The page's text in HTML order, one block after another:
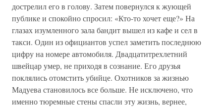
дострелил его в голову. Затем повернулся к жующей
публике и спокойно спросил: «Кто-то хочет еще?» На
глазах изумленного зала бандит вышел из кафе и сел в
такси. Один из официантов успел заметить последнюю
цифру на номере автомобиля. Двадцатитрехлетний
швейцар умер, не приходя в сознание. Его друзья
поклялись отомстить убийце. Охотников за жизнью
Мадуева становилось все больше. Не исключено, что
именно тюремные стены спасли эту жизнь, вернее,